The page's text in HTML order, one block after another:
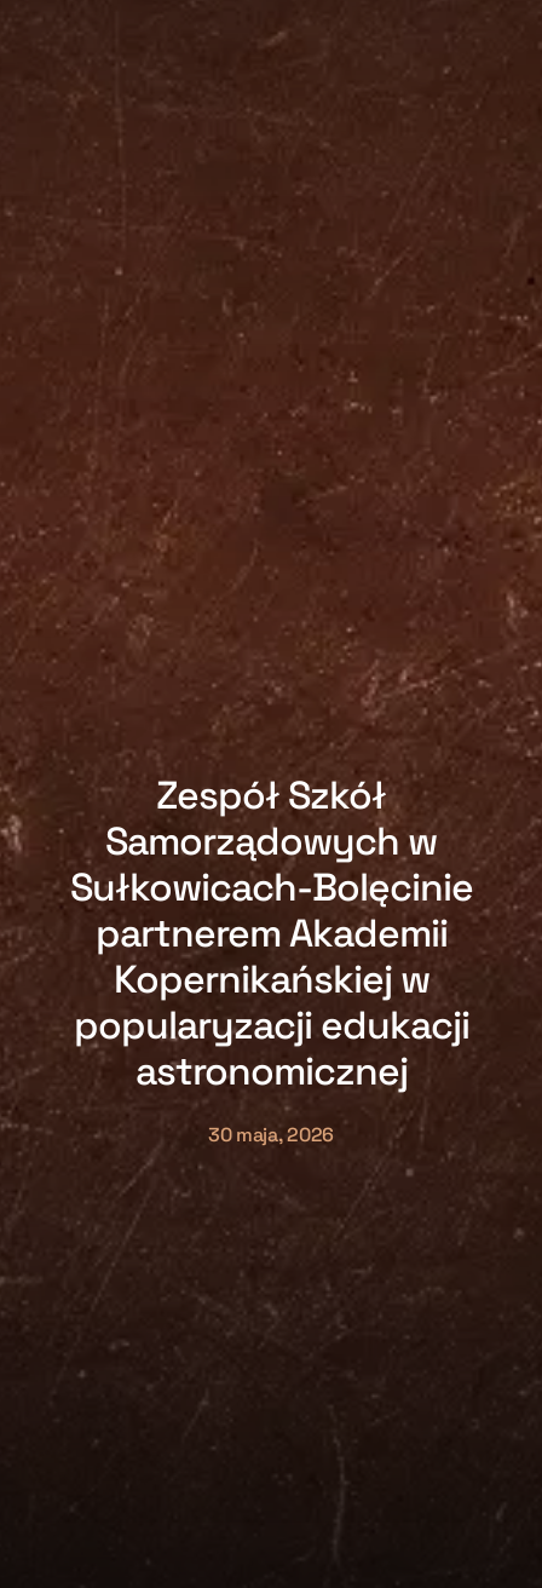
Zespół Szkół
Samorządowych w
Sułkowicach-Bolęcinie
partnerem Akademii
Kopernikańskiej w
popularyzacji edukacji
astronomicznej
30 maja, 2026